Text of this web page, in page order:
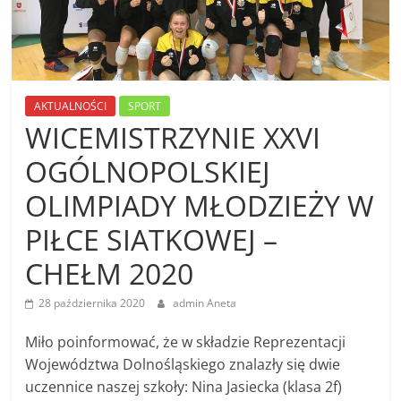
AKTUALNOŚCI SPORT
WICEMISTRZYNIE XXVI
OGÓLNOPOLSKIEJ
OLIMPIADY MŁODZIEŻY W
PIŁCE SIATKOWEJ –
CHEŁM 2020
28 października 2020 admin Aneta
Miło poinformować, że w składzie Reprezentacji
Województwa Dolnośląskiego znalazły się dwie
uczennice naszej szkoły: Nina Jasiecka (klasa 2f)